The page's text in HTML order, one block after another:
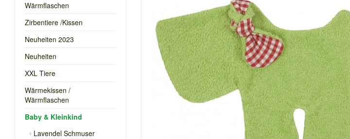
Wärmflaschen
Zirbentiere /Kissen
Neuheiten 2023
Neuheiten
XXL Tiere
Wärmekissen /
Wärmflaschen
Baby & Kleinkind
Lavendel Schmuser